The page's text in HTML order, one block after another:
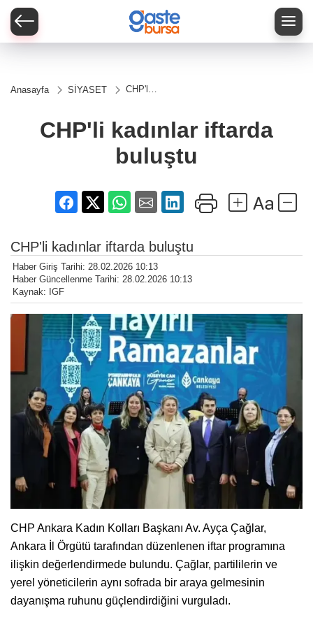
Anasayfa SİYASET
CHP'li
buluştu
CHP'li kadınlar iftarda
buluştu
CHP'li kadınlar iftarda buluştu
Haber Giriş Tarihi: 28.02.2026 10:13
Haber Güncellenme Tarihi: 28.02.2026 10:13
Kaynak: IGF
CHP Ankara Kadın Kolları Başkanı Av. Ayça Çağlar,
Ankara İl Örgütü tarafından düzenlenen iftar programına
ilişkin değerlendirmede bulundu. Çağlar, partililerin ve
yerel yöneticilerin aynı sofrada bir araya gelmesinin
dayanışma ruhunu güçlendirdiğini vurguladı.